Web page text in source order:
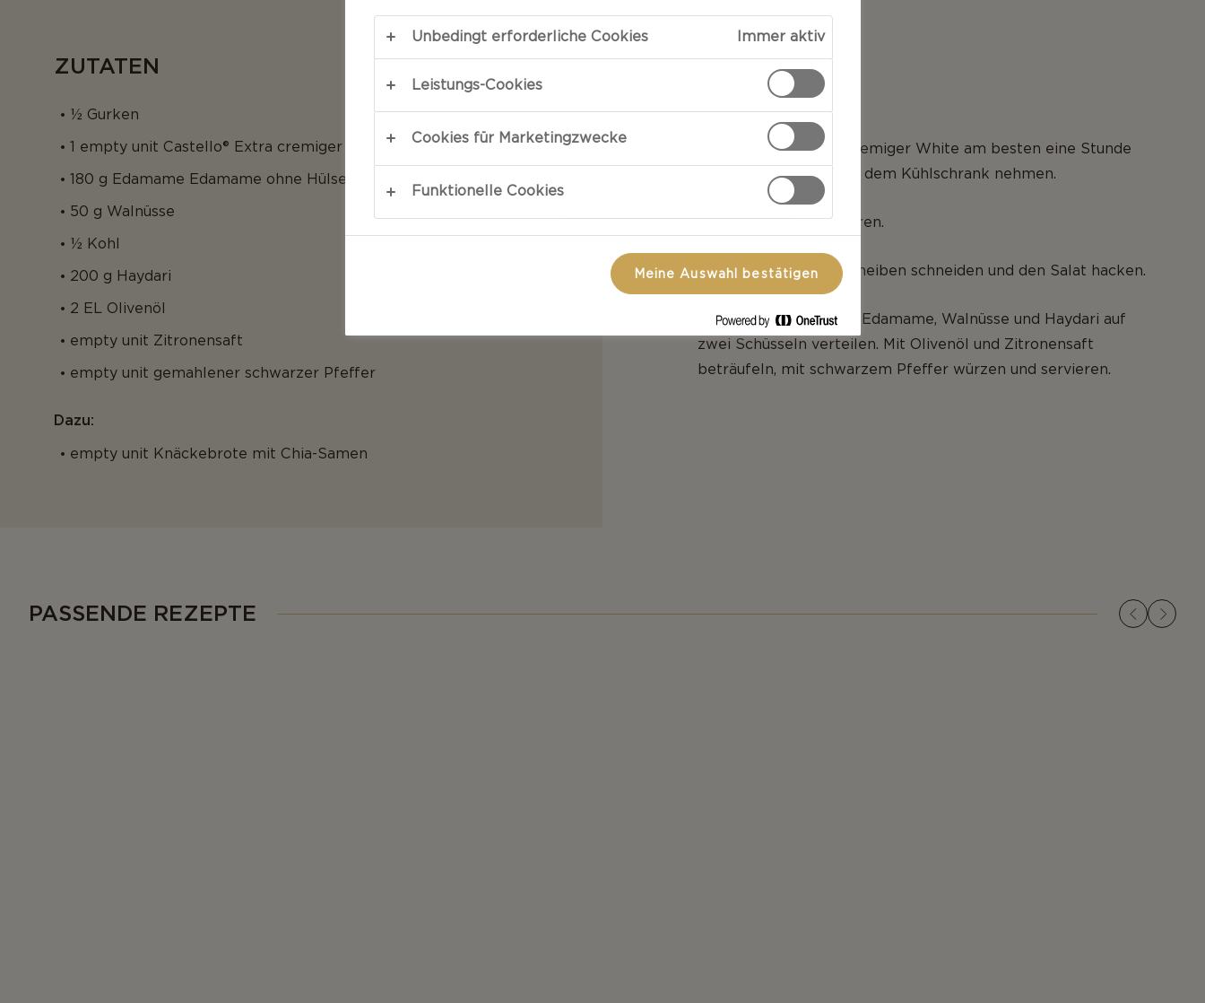
ZUTATEN
½ Gurken
1 empty unit Castello® Extra cremiger White
180 g Edamame Edamame ohne Hülse
50 g Walnüsse
½ Kohl
200 g Haydari
2 EL Olivenöl
empty unit Zitronensaft
empty unit gemahlener schwarzer Pfeffer
Dazu:
empty unit Knäckebrote mit Chia-Samen
ZUBEREITUNG
Zubereitung:
Den Castello® Extra cremiger White am besten eine Stunde
vor dem Servieren aus dem Kühlschrank nehmen.
Den Käse längs halbieren.
Die Gurke in dünne Scheiben schneiden und den Salat hacken.
Extra cremiger White, Edamame, Walnüsse und Haydari auf
zwei Schüsseln verteilen. Mit Olivenöl und Zitronensaft
beträufeln, mit schwarzem Pfeffer würzen und servieren.
PASSENDE REZEPTE
Unbedingt erforderliche Cookies Immer aktiv
Leistungs-Cookies
Cookies für Marketingzwecke
Funktionelle Cookies
Meine Auswahl bestätigen